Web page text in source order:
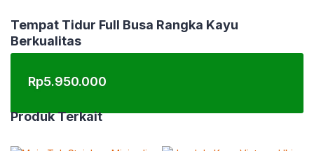
Tempat Tidur Full Busa Rangka Kayu
Berkualitas
Rp5.950.000
Produk Terkait